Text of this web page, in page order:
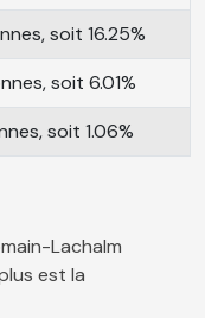
soit 16.25%
soit 6.01%
soit 1.06%
Lachalm
est la